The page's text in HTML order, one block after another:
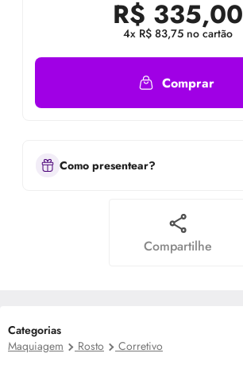
R$ 335,00
4x R$ 83,75 no cartão
Comprar
Como presentear?
Compartilhe
Categorias
Maquiagem
Rosto
Corretivo